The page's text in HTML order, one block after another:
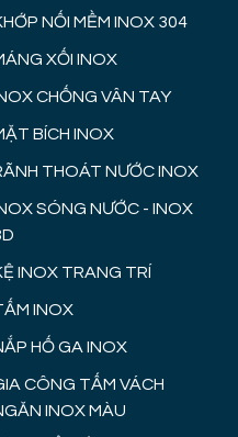
NỐI MỀM INOX 304
XỐI INOX
CHỐNG VÂN TAY
BÍCH INOX
THOÁT NƯỚC INOX
SÓNG NƯỚC - INOX
INOX TRANG TRÍ
INOX
HỐ GA INOX
CÔNG TẤM VÁCH
INOX MÀU